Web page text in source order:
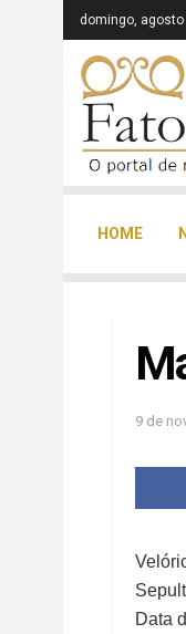
domingo, agosto
HOME
9 de
Data